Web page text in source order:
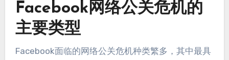
Facebook网络公关危机的
主要类型
Facebook面临的网络公关危机种类繁多，其中最具